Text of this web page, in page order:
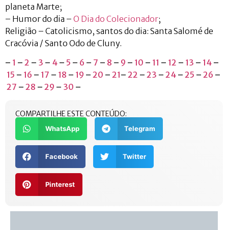
planeta Marte;
– Humor do dia – O Dia do Colecionador;
Religião – Catolicismo, santos do dia: Santa Salomé de
Cracóvia / Santo Odo de Cluny.
– 1 – 2 – 3 – 4 – 5 – 6 – 7 – 8 – 9 – 10 – 11 – 12 – 13 – 14 –
15 – 16 – 17 – 18 – 19 – 20 – 21– 22 – 23 – 24 – 25 – 26 –
27 – 28 – 29 – 30 –
COMPARTILHE ESTE CONTEÚDO:
WhatsApp Telegram
Facebook Twitter
Pinterest